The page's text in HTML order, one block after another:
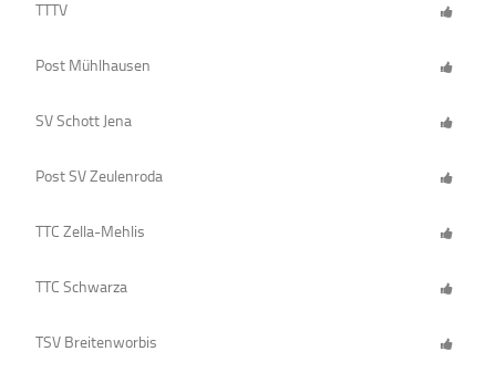
TTTV
Post Mühlhausen
SV Schott Jena
Post SV Zeulenroda
TTC Zella-Mehlis
TTC Schwarza
TSV Breitenworbis